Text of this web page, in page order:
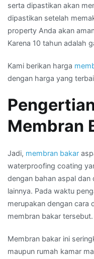
serta dipastikan akan
dipastikan setelah
property Anda akan
Karena 10 tahun adalah
Kami berikan harga
dengan harga yang
Membran
Jadi, membran bakar
waterproofing coating
dengan bahan aspal dan
lainnya. Pada waktu
merupakan dengan cara
membran bakar tersebut.
Membran bakar ini
maupun rumah kamar